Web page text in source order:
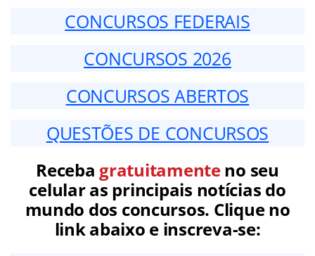
CONCURSOS FEDERAIS
CONCURSOS 2026
CONCURSOS ABERTOS
QUESTÕES DE CONCURSOS
Receba gratuitamenteno seu
celular as principais notícias do
mundo dos concursos. Clique no
link abaixo e inscreva-se: